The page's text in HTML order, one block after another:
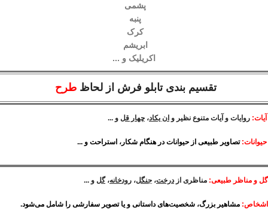
پشمی
پنبه
کرک
ابریشم
اکریلیک و ...
تقسیم بندی تابلو فرش از لحاظطرح
آیات: روایات و آیات متنوع نظیر و ان یکاد، چهار قل و ...
حیوانات:تصاویر طبیعی از حیوانات در هنگام شکار، استراحت و ...
گل و مناظر طبیعی: مناظری ازدرخت، جنگل، رودخانه،گل و ...
اشخاص: مشاهیر بزرگ، شخصیت‌های داستانی و یا تصویر سفارشی را شامل می‌شود.